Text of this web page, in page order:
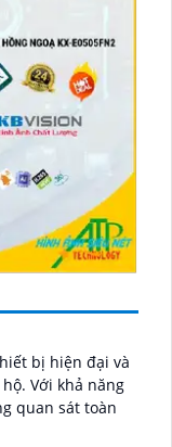
bị hiện đại và
quan sát toàn